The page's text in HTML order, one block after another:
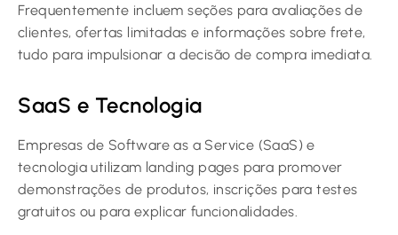
Frequentemente incluem seções para avaliações de
clientes, ofertas limitadas e informações sobre frete,
tudo para impulsionar a decisão de compra imediata.
SaaS e Tecnologia
Empresas de Software as a Service (SaaS) e
tecnologia utilizam landing pages para promover
demonstrações de produtos, inscrições para testes
gratuitos ou para explicar funcionalidades.